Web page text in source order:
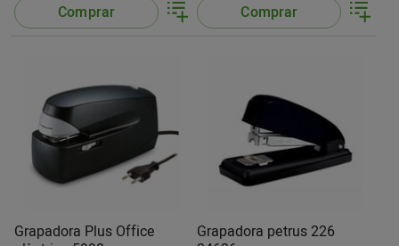
Comprar Comprar
Grapadora Plus Office
Grapadora petrus 226